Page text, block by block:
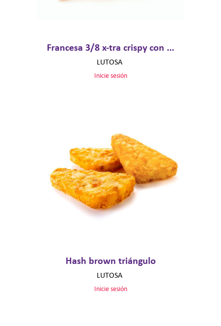
Francesa 3/8 x-tra crispy con ...
LUTOSA
Inicie sesión
Hash brown triángulo
LUTOSA
Inicie sesión